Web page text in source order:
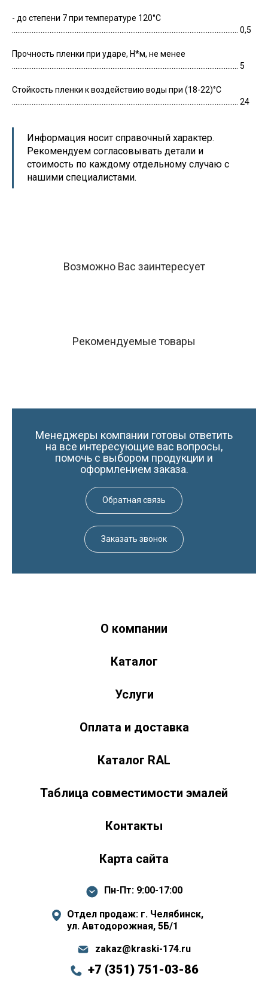
- до степени 7 при температуре 120°С
.............................................................................................................................. 0,5
Прочность пленки при ударе, Н*м, не менее
.............................................................................................................................. 5
Стойкость пленки к воздействию воды при (18-22)°С
.............................................................................................................................. 24
Информация носит справочный характер.
Рекомендуем согласовывать детали и
стоимость по каждому отдельному случаю с
нашими специалистами.
Возможно Вас заинтересует
Рекомендуемые товары
Менеджеры компании готовы ответить
на все интересующие вас вопросы,
помочь с выбором продукции и
оформлением заказа.
Обратная связь
Заказать звонок
О компании
Каталог
Услуги
Оплата и доставка
Каталог RAL
Таблица совместимости эмалей
Контакты
Карта сайта
Пн-Пт: 9:00-17:00
Отдел продаж: г. Челябинск,
ул. Автодорожная, 5Б/1
zakaz@kraski-174.ru
+7 (351) 751-03-86